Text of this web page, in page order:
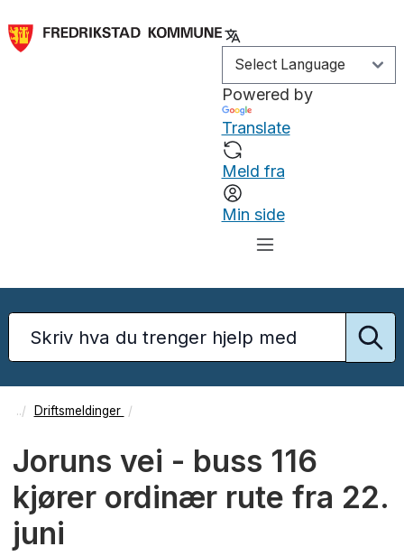
Powered by
Translate
Meld fra
Min side
Driftsmeldinger
Joruns vei - buss 116
kjører ordinær rute fra 22.
juni